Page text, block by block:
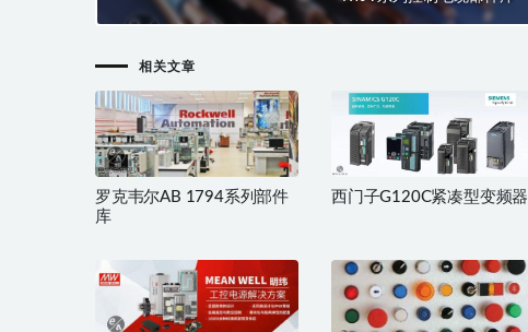
相关文章
罗克韦尔AB 1794系列部件
库
西门子G120C紧凑型变频器